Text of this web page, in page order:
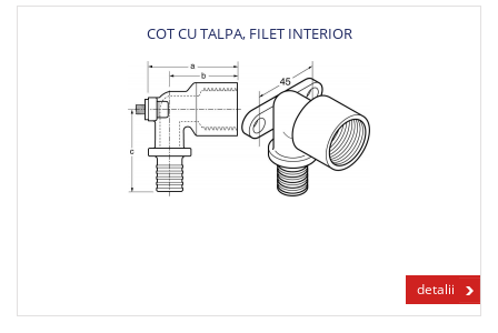
COT CU TALPA, FILET INTERIOR
detalii